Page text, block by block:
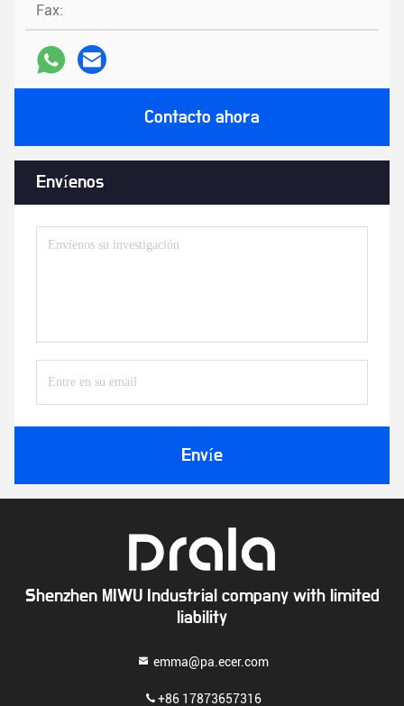
Fax:
Contacto ahora
Envíenos
Envíe
Shenzhen MIWU Industrial company with limited
liability
emma@pa.ecer.com
+86 17873657316